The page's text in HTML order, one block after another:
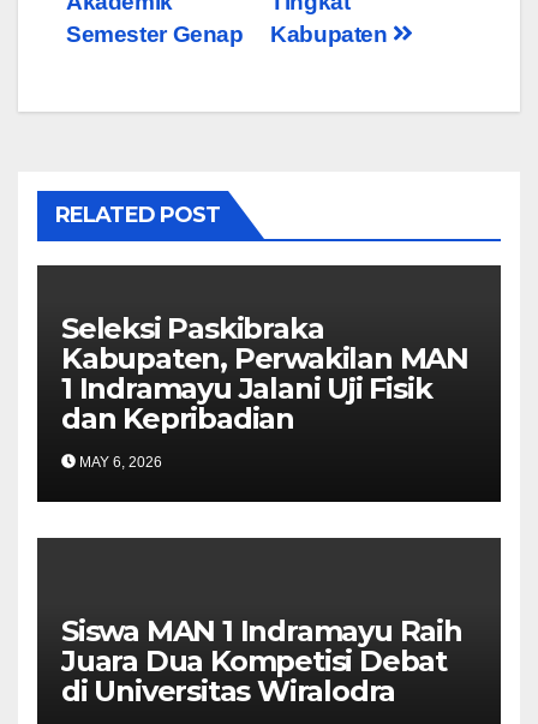
Kabupaten
Semester Genap
RELATED POST
Seleksi Paskibraka
Kabupaten, Perwakilan MAN
1 Indramayu Jalani Uji Fisik
dan Kepribadian
MAY 6, 2026
Siswa MAN 1 Indramayu Raih
Juara Dua Kompetisi Debat
di Universitas Wiralodra